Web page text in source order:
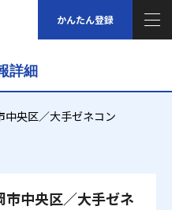
かんたん登録
詳細
中央区／大手ゼネコン
市中央区／大手ゼネ